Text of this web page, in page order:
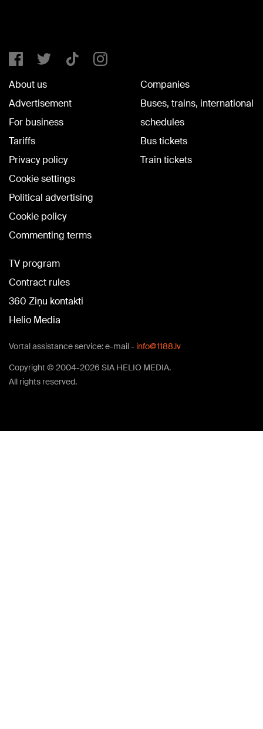
About us
Advertisement
For business
Tariffs
Privacy policy
Cookie settings
Political advertising
Cookie policy
Commenting terms
Companies
Buses, trains, international
schedules
Bus tickets
Train tickets
TV program
Contract rules
360 Ziņu kontakti
Helio Media
Vortal assistance service: e-mail - info@1188.lv
Copyright © 2004-2026 SIA HELIO MEDIA.
All rights reserved.